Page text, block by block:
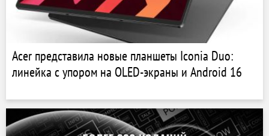
Acer представила новые планшеты Iconia Duo:
линейка с упором на OLED-экраны и Android 16